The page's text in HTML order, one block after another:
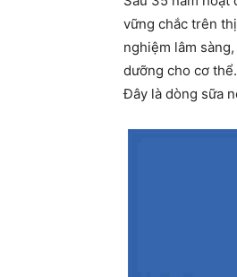
vững chắc trên
nghiệm lâm
dưỡng cho cơ
Đây là dòng sữa